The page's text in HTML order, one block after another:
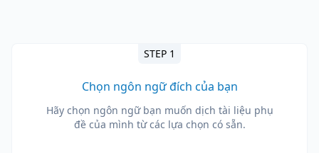
STEP 1
Chọn ngôn ngữ đích của bạn
Hãy chọn ngôn ngữ bạn muốn dịch tài liệu phụ
đề của mình từ các lựa chọn có sẵn.